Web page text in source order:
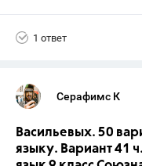
1 ответ
Серафимс К
Васильевых. 50
языку. Вариант 41